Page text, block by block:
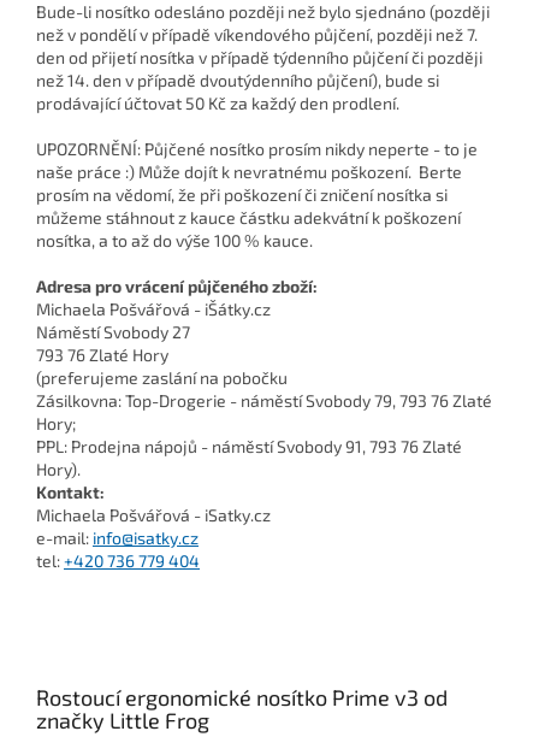
Bude-li nosítko odesláno později než bylo sjednáno (později
než v pondělí v případě víkendového půjčení, později než 7.
den od přijetí nosítka v případě týdenního půjčení či později
než 14. den v případě dvoutýdenního půjčení), bude si
prodávající účtovat 50 Kč za každý den prodlení.
UPOZORNĚNÍ: Půjčené nosítko prosím nikdy neperte - to je
naše práce :) Může dojít k nevratnému poškození. Berte
prosím na vědomí, že při poškození či zničení nosítka si
můžeme stáhnout z kauce částku adekvátní k poškození
nosítka, a to až do výše 100 % kauce.
Adresa pro vrácení půjčeného zboží:
Michaela Pošvářová - iŠátky.cz
Náměstí Svobody 27
793 76 Zlaté Hory
(preferujeme zaslání na pobočku
Zásilkovna: Top-Drogerie - náměstí Svobody 79, 793 76 Zlaté
Hory;
PPL: Prodejna nápojů - náměstí Svobody 91, 793 76 Zlaté
Hory).
Kontakt:
Michaela Pošvářová - iSatky.cz
e-mail: info@isatky.cz
tel:+420 736 779 404
Rostoucí ergonomické nosítko Prime v3 od
značky Little Frog